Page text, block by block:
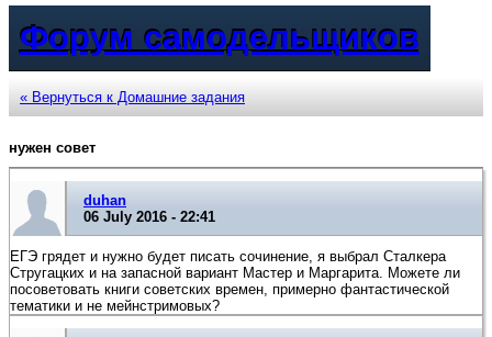
Форум самодельщиков
« Вернуться к Домашние задания
нужен совет
duhan
06 July 2016 - 22:41
ЕГЭ грядет и нужно будет писать сочинение, я выбрал Сталкера
Стругацких и на запасной вариант Мастер и Маргарита. Можете ли
посоветовать книги советских времен, примерно фантастической
тематики и не мейнстримовых?